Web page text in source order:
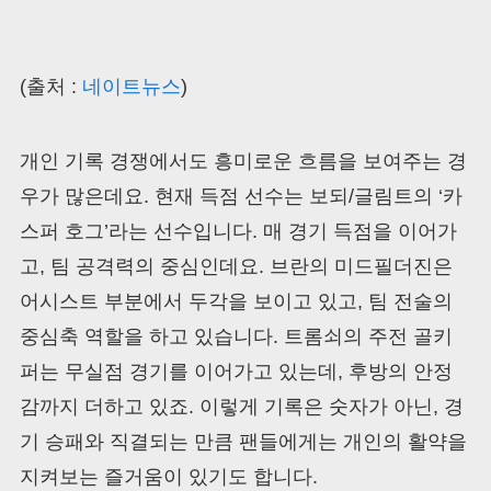
(출처 : 네이트뉴스)
개인 기록 경쟁에서도 흥미로운 흐름을 보여주는 경
우가 많은데요. 현재 득점 선수는 보되/글림트의 ‘카
스퍼 호그’라는 선수입니다. 매 경기 득점을 이어가
고, 팀 공격력의 중심인데요. 브란의 미드필더진은
어시스트 부분에서 두각을 보이고 있고, 팀 전술의
중심축 역할을 하고 있습니다. 트롬쇠의 주전 골키
퍼는 무실점 경기를 이어가고 있는데, 후방의 안정
감까지 더하고 있죠. 이렇게 기록은 숫자가 아닌, 경
기 승패와 직결되는 만큼 팬들에게는 개인의 활약을
지켜보는 즐거움이 있기도 합니다.